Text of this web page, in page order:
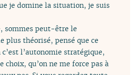
je domine la situation, je suis
sommes peut-être le
plus théorisé, pensé que ce
l’autonomie stratégique,
choix, qu’on ne me force pas à